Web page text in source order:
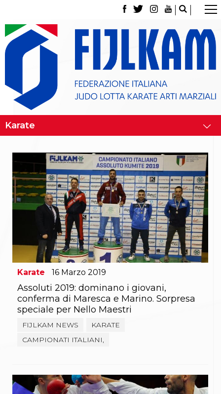
La Federazione
Tesseramento
Contatti
Norme e modulistica Affiliazioni e Tesseramenti
Classifica Società Sportive con più di 100 atleti
tesserati
Giustizia Sportiva
Media
Partners
Trasparenza
Judo
La disciplina
News
Attività Didattica
Gare e Risultati
Albi Federali
Arbitri
Lotta
La disciplina
News
Attività Didattica
Albi Federali
Karate
La disciplina
News
Gare e Risultati
Aikido
Ju Jitsu
Karate 16 Marzo 2019
Assoluti 2019: dominano i giovani,
conferma di Maresca e Marino. Sorpresa
speciale per Nello Maestri
FIJLKAM NEWS
KARATE
CAMPIONATI ITALIANI,